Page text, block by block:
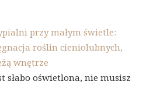
przy małym świetle:
roślin cieniolubnych,
wnętrze
słabo oświetlona, nie musisz